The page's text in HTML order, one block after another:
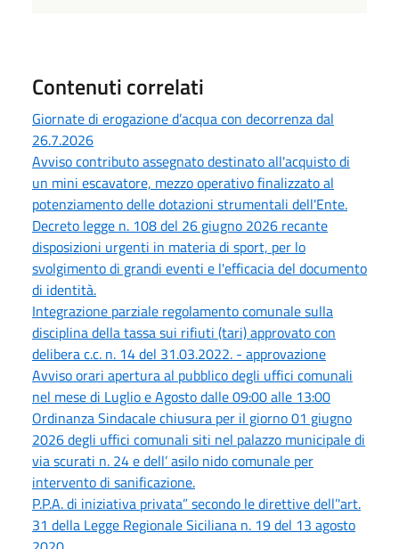
Contenuti correlati
Giornate di erogazione d’acqua con decorrenza dal
26.7.2026
Avviso contributo assegnato destinato all'acquisto di
un mini escavatore, mezzo operativo finalizzato al
potenziamento delle dotazioni strumentali dell'Ente.
Decreto legge n. 108 del 26 giugno 2026 recante
disposizioni urgenti in materia di sport, per lo
svolgimento di grandi eventi e l'efficacia del documento
di identità.
Integrazione parziale regolamento comunale sulla
disciplina della tassa sui rifiuti (tari) approvato con
delibera c.c. n. 14 del 31.03.2022. - approvazione
Avviso orari apertura al pubblico degli uffici comunali
nel mese di Luglio e Agosto dalle 09:00 alle 13:00
Ordinanza Sindacale chiusura per il giorno 01 giugno
2026 degli uffici comunali siti nel palazzo municipale di
via scurati n. 24 e dell’ asilo nido comunale per
intervento di sanificazione.
P.P.A. di iniziativa privata” secondo le direttive dell’'art.
31 della Legge Regionale Siciliana n. 19 del 13 agosto